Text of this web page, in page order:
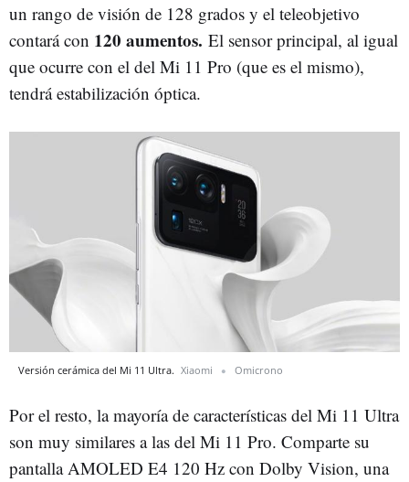
un rango de visión de 128 grados y el teleobjetivo
contará con 120 aumentos. El sensor principal, al igual
que ocurre con el del Mi 11 Pro (que es el mismo),
tendrá estabilización óptica.
Versión cerámica del Mi 11 Ultra. Xiaomi Omicrono
Por el resto, la mayoría de características del Mi 11 Ultra
son muy similares a las del Mi 11 Pro. Comparte su
pantalla AMOLED E4 120 Hz con Dolby Vision, una